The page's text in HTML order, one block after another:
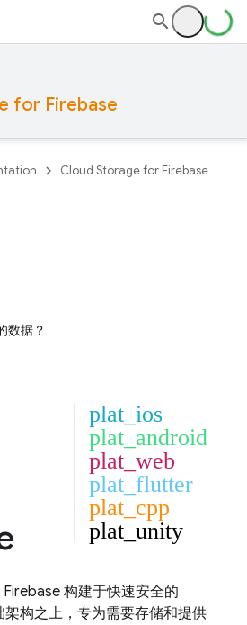
for Firebase
Cloud Storage for Firebase
数据？
plat_ios
plat_android
plat_web
plat_flutter
plat_cpp
plat_unity
构建于快速安全的
架构之上，专为需要存储和提供